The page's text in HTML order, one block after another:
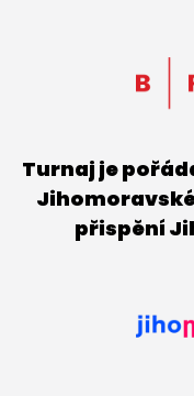
Turnaj je
přispění